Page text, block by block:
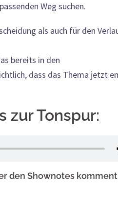
Weg suchen.
als auch für den
bereits in den
dass das Thema jetzt
zur Tonspur:
den Shownotes